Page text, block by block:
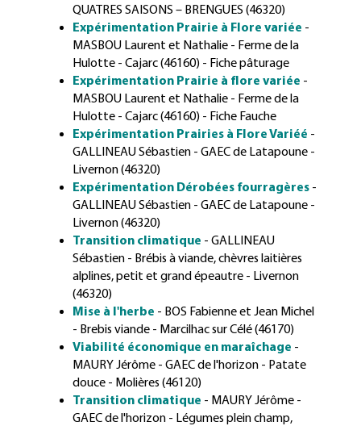
QUATRES SAISONS – BRENGUES (46320)
Expérimentation Prairie à Flore variée -
MASBOU Laurent et Nathalie - Ferme de la
Hulotte - Cajarc (46160) - Fiche pâturage
Expérimentation Prairie à flore variée -
MASBOU Laurent et Nathalie - Ferme de la
Hulotte - Cajarc (46160) - Fiche Fauche
Expérimentation Prairies à Flore Variéé -
GALLINEAU Sébastien - GAEC de Latapoune -
Livernon (46320)
Expérimentation Dérobées fourragères -
GALLINEAU Sébastien - GAEC de Latapoune -
Livernon (46320)
Transition climatique - GALLINEAU
Sébastien - Brébis à viande, chèvres laitières
alplines, petit et grand épeautre - Livernon
(46320)
Mise à l'herbe - BOS Fabienne et Jean Michel
- Brebis viande - Marcilhac sur Célé (46170)
Viabilité économique en maraîchage -
MAURY Jérôme - GAEC de l'horizon - Patate
douce - Molières (46120)
Transition climatique - MAURY Jérôme -
GAEC de l'horizon - Légumes plein champ,